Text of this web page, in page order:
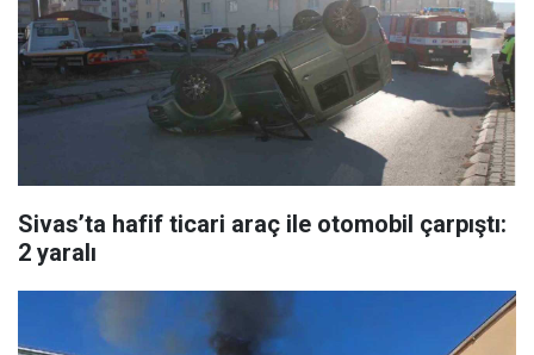
Sivas’ta hafif ticari araç ile otomobil çarpıştı:
2 yaralı